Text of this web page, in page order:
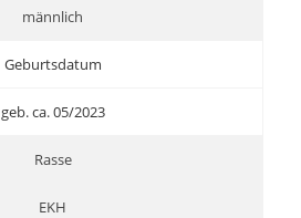
männlich
Geburtsdatum
geb. ca. 05/2023
Rasse
EKH